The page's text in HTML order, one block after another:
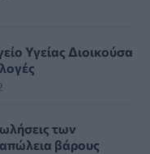
Υγείας Διοικούσα
των
βάρους